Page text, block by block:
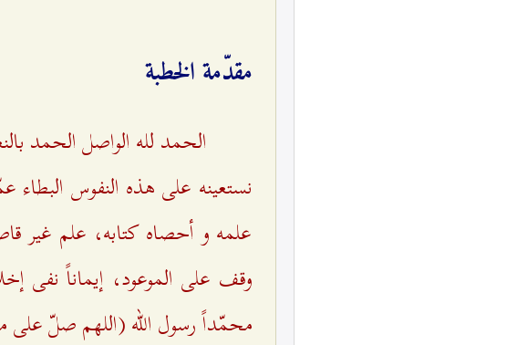
مقدّمة الخطبة
الحمد لله الواصل الحمد
نستعينه على هذه النفوس
علمه و أحصاه كتابه، علم غير
وقف على الموعود، إيماناً نفی
محمّداً رسول الله (اللهم صلّ